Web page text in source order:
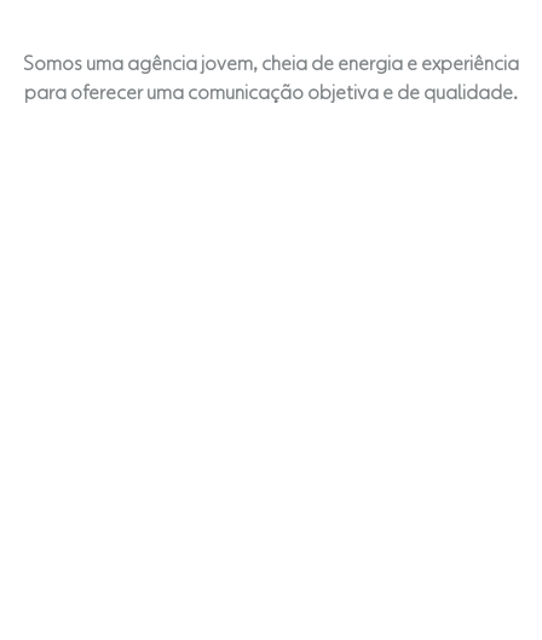
Somos uma agência jovem, cheia de energia e experiência
para oferecer uma comunicação objetiva e de qualidade.